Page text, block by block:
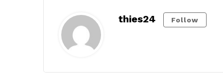
thies24 Follow